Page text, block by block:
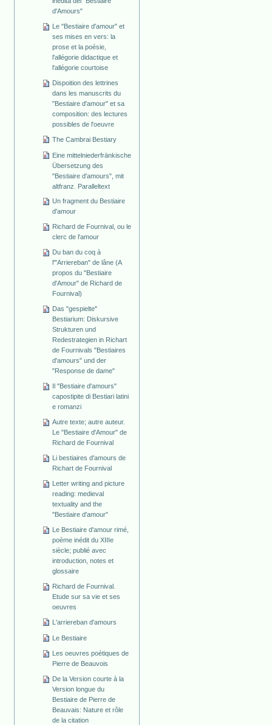
d'Amours"
Le "Bestiaire d'amour" et
ses mises en vers: la
prose et la poésie,
l'allégorie didactique et
l'allégorie courtoise
Dispoition des lettrines
dans les manuscrits du
"Bestiaire d'amour" et sa
composition: des lectures
possibles de l'oeuvre
The Cambrai Bestiary
Eine mittelniederfränkische
Übersetzung des
"Bestiaire d'amours", mit
altfranz. Paralleltext
Un fragment du Bestiaire
d'amour
Richard de Fournival, ou le
clerc de l'amour
Du ban du coq à
l'"Arriereban" de lâne (A
propos du "Bestiaire
d'Amour" de Richard de
Fournival)
Das "gespielte"
Bestiarium: Diskursive
Strukturen und
Redestrategien in Richart
de Fournivals "Bestiaires
d'amours" und der
"Response de dame"
Il "Bestiaire d'amours"
capostipite di Bestiari latini
e romanzi
Autre texte; autre auteur.
Le "Bestiaire d'Amour" de
Richard de Fournival
Li bestiaires d'amours de
Richart de Fournival
Letter writing and picture
reading: medieval
textuality and the
"Bestiaire d'amour"
Le Bestiaire d'amour rimé,
poème inédit du XIIIe
siècle; publié avec
introduction, notes et
glossaire
Richard de Fournival.
Etude sur sa vie et ses
oeuvres
L'arriereban d'amours
Le Bestiaire
Les oeuvres poétiques de
Pierre de Beauvois
De la Version courte à la
Version longue du
Bestiaire de Pierre de
Beauvais: Nature et rôle
de la citation